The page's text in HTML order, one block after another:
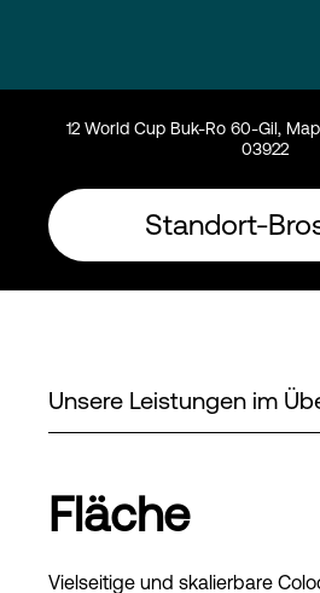
12 World Cup Buk-Ro 60-Gil,
03922
Standort-
Unsere Leistungen im
Fläche
Vielseitige und skalierbare